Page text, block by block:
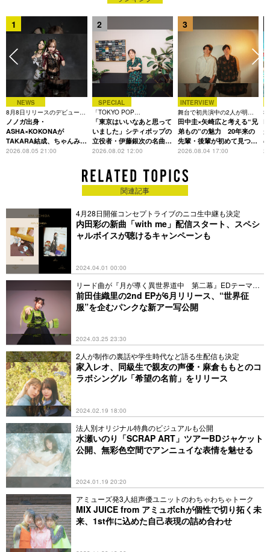
1
NEWS
8月8日リリースのデビュー曲
は「Time is money」
ノノガ出身・
ASHA×KOKONAが
TAKARA結成、ちゃんみな
主宰レーベル第2弾アーテ
2026.08.05 21:00
2
SPECIAL
「TOKYO POP
CHRONICLE」特集
「東京はいいなあと思って
いました」シティポップの
立役者・伊藤銀次の名曲回
想録
2026.08.02 12:00
3
INTERVIEW
舞台で初共演中の2人が明か
す、今の自分をつくる恩人の
存在
田中圭×矢崎広と考える“兄
弟もの”の魅力 20年来の
先輩・後輩が初めて見つけ
た互いの共通点とは
2026.08.04 17:00
3
関連記事
4月28日開催コンセプトライブのニコ生中継も決定
内田彩の新曲「with me」配信スタート、スペシ
ャルボイスが聴けるキャンペーンも
2024.04.01 00:00
リード曲が『月が導く異世界道中 第二幕』EDテーマに
決定
前田佳織里の2nd EPが6月リリース、“世界征
服”を企むパンクな新アー写公開
2024.03.25 23:30
2人が制作の裏話や学生時代など語る生配信も決定
家入レオ、同級生で親友の声優・麻倉ももとのコ
ラボシングル「希望の名前」をリリース
2024.02.19 18:00
法人別オリジナル特典のビジュアルも公開
水瀬いのり「SCRAP ART」ツアーBDジャケット
公開、無彩色空間でアンニュイな表情を魅せる
2024.01.19 20:20
アミューズ発3人組声優ユニットのわちゃわちゃトーク
MIX JUICE from アミュボchが個性で切り拓く未
来、1st作に込めた自己表現の詰め合わせ